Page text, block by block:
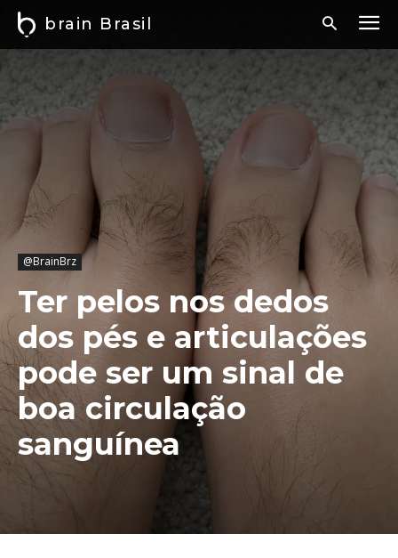
brain Brasil
@BrainBrz
Ter pelos nos dedos
dos pés e articulações
pode ser um sinal de
boa circulação
sanguínea